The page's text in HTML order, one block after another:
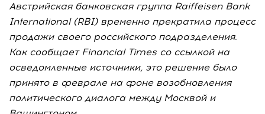
Австрийская банковская группа Raiffeisen Bank
International (RBI) временно прекратила процесс
продажи своего российского подразделения.
Как сообщает Financial Times со ссылкой на
осведомленные источники, это решение было
принято в феврале на фоне возобновления
политического диалога между Москвой и